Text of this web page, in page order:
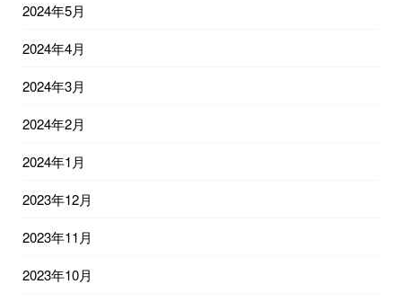
2024年5月
2024年4月
2024年3月
2024年2月
2024年1月
2023年12月
2023年11月
2023年10月